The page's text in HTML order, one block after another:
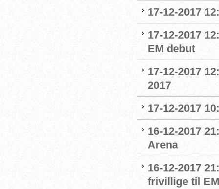
17-12-2017
17-12-2017
EM debut
17-12-2017
2017
17-12-2017
16-12-2017
Arena
16-12-2017
frivillige til